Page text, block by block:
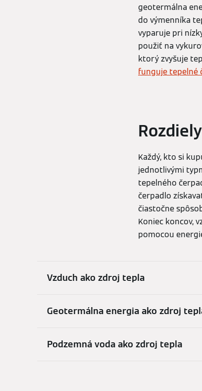
geotermálna
do výmenníka
vyparuje pri
použiť na
ktorý zvyšuje
funguje tepelné
Každý, kto si
jednotlivými
tepelného
čerpadlo
čiastočne
Koniec koncov,
pomocou
Vzduch ako zdroj tepla
Geotermálna energia ako zdroj
Podzemná voda ako zdroj tepla